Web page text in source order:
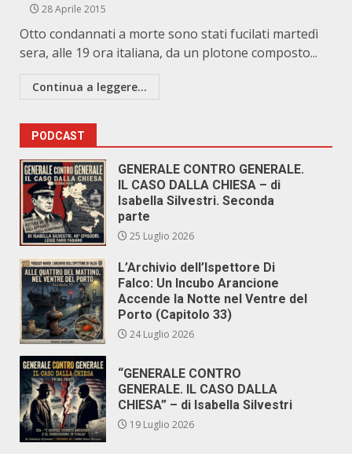
28 Aprile 2015
Otto condannati a morte sono stati fucilati martedì
sera, alle 19 ora italiana, da un plotone composto...
Continua a leggere...
PODCAST
GENERALE CONTRO GENERALE.
IL CASO DALLA CHIESA – di
Isabella Silvestri. Seconda
parte
25 Luglio 2026
L’Archivio dell’Ispettore Di
Falco: Un Incubo Arancione
Accende la Notte nel Ventre del
Porto (Capitolo 33)
24 Luglio 2026
“GENERALE CONTRO
GENERALE. IL CASO DALLA
CHIESA” – di Isabella Silvestri
19 Luglio 2026